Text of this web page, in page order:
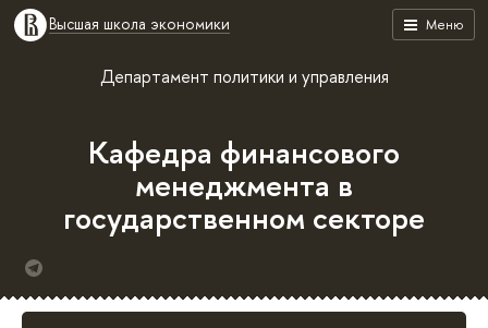
Меню
Высшая школа экономики
Департамент политики и управления
Кафедра финансового
менеджмента в
государственном секторе